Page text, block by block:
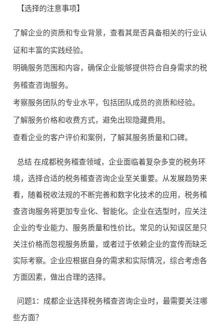
7
税
★☆
规服务
障税务
【选择的注意事项】
了解企业的资质和专业背景，查看其是否具备相关的行业认
证和丰富的实践经验。
明确服务范围和内容，确保企业能够提供符合自身需求的税
务稽查咨询服务。
考察服务团队的专业水平，包括团队成员的资质和经验。
了解服务价格和收费方式，避免出现隐藏费用。
查看企业的客户评价和案例，了解其服务质量和口碑。
总结 在成都税务稽查领域，企业面临着复杂多变的税务环
境，选择合适的税务稽查咨询企业至关重要。从发展趋势来
看，随着税收法规的不断完善和数字化技术的应用，税务稽
查咨询服务将更加专业化、智能化。企业在选型时，应关注
企业的专业能力、服务质量和性价比。常见的认知误区是只
关注价格而忽视服务质量，或者过于依赖企业的宣传而缺乏
实际考察。企业应根据自身的需求和实际情况，综合考虑各
方面因素，做出合理的选择。
问题1：成都企业选择税务稽查咨询企业时，最需要关注哪
些方面？